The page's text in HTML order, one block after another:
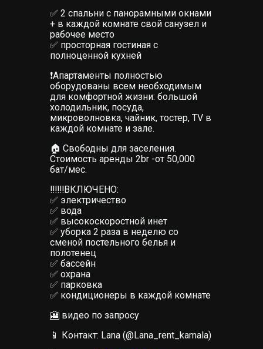
✅ 2 спальни с панорамными окнами
+ в каждой комнате свой санузел и
рабочее место
✅ просторная гостиная с
полноценной кухней
❗️Апартаменты полностью
оборудованы всем необходимым
для комфортной жизни: большой
холодильник, посуда,
микроволновка, чайник, тостер, TV в
каждой комнате и зале.
🏠 Свободны для заселения.
Стоимость аренды 2br -от 50,000
бат/мес.
‼️‼️‼️ВКЛЮЧЕНО:
✅ электричество
✅ вода
✅ высокоскоростной инет
✅ уборка 2 раза в неделю со
сменой постельного белья и
полотенец
✅ бассейн
✅ охрана
✅ парковка
✅ кондиционеры в каждой комнате
🎦 видео по запросу
📱 Контакт: Lanа (@Lana_rent_kamala)